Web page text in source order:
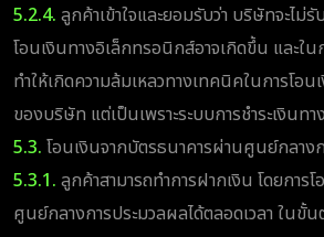
5.2.4. ลูกค้าเข้าใจและยอมรับว่า บริษัทจะไม่
โอนเงินทางอิเล็กทรอนิกส์อาจเกิดขึ้น และใ
ทำให้เกิดความล้มเหลวทางเทคนิคในการโอ
ของบริษัท แต่เป็นเพราะระบบการชำระเงินท
5.3. โอนเงินจากบัตรธนาคารผ่านศูนย์กลาง
5.3.1. ลูกค้าสามารถทำการฝากเงิน โดยการ
ศูนย์กลางการประมวลผลได้ตลอดเวลา ในขั้